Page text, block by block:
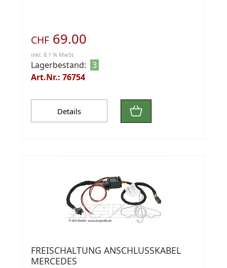
CHF 69.00
inkl. 8.1 % MwSt.
Lagerbestand: 3
Art.Nr.: 76754
Details
FREISCHALTUNG ANSCHLUSSKABEL
MERCEDES